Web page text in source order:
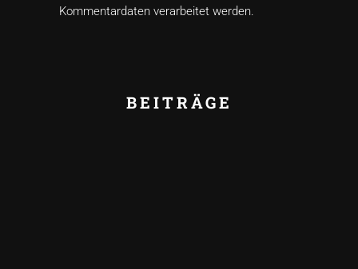
Kommentardaten verarbeitet werden.
BEITRÄGE